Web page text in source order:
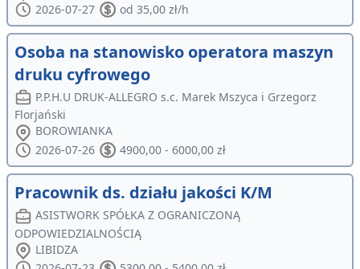
2026-07-27
od 35,00 zł/h
Osoba na stanowisko operatora maszyn
druku cyfrowego
P.P.H.U DRUK-ALLEGRO s.c. Marek Mszyca i Grzegorz
Florjański
BOROWIANKA
2026-07-26
4900,00 - 6000,00 zł
Pracownik ds. działu jakości K/M
ASISTWORK SPÓŁKA Z OGRANICZONĄ
ODPOWIEDZIALNOŚCIĄ
LIBIDZA